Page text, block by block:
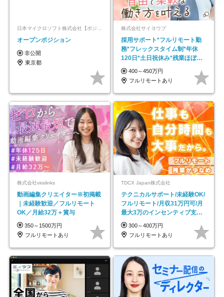
日本マイクロソフト株式会社【ポジションマッチ登録】
オープンポジション
非公開
東京都
株式会社サイヨウブ
採用サポート*フルリモート勤
務*フレックスタイム制*年休
120日*土日祝休み*残業ほぼな
し*育児中社員8割以上
400～450万円
フルリモートあり
株式会社viralinks
動画編集クリエイター※初掲載
｜未経験歓迎／フルリモート
OK／月給32万＋賞与
350～1500万円
フルリモートあり
TDCX Japan株式会社
テクニカルサポート/未経験OK/
フルリモート/月収31万円可/月
最大3万のインセンティブ支給/
平均年齢33歳
300～400万円
フルリモートあり